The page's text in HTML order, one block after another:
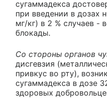
сугаммадекса
при введении в дозах
мг/кг) в 2 % случаев -
блокады.
Со стороны органов
дисгевзия
привкус во рту),
сугаммадекса в дозе
здоровых